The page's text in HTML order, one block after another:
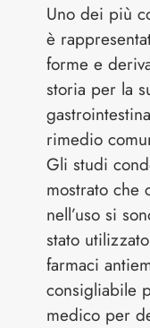
Uno dei più
è
forme e
storia per la
rimedio
Gli studi
mostrato che
nell’uso si
stato
farmaci
consigliabile
medico per